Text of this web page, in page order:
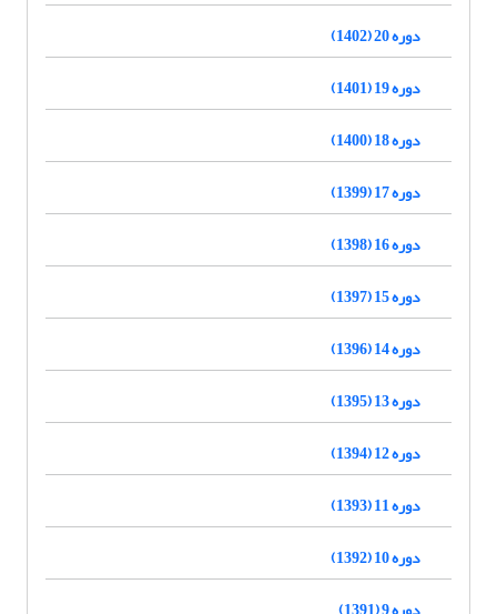
دوره 20 (1402)
دوره 19 (1401)
دوره 18 (1400)
دوره 17 (1399)
دوره 16 (1398)
دوره 15 (1397)
دوره 14 (1396)
دوره 13 (1395)
دوره 12 (1394)
دوره 11 (1393)
دوره 10 (1392)